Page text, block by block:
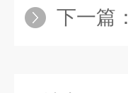
下一篇：